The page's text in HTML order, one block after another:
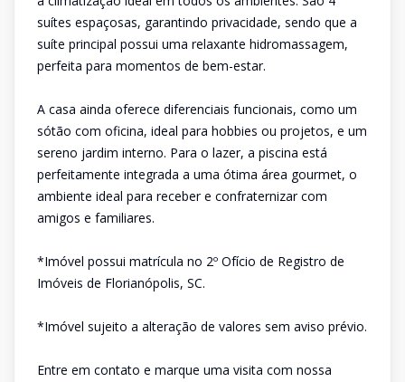
suítes espaçosas, garantindo privacidade, sendo que a
suíte principal possui uma relaxante hidromassagem,
perfeita para momentos de bem-estar.
A casa ainda oferece diferenciais funcionais, como um
sótão com oficina, ideal para hobbies ou projetos, e um
sereno jardim interno. Para o lazer, a piscina está
perfeitamente integrada a uma ótima área gourmet, o
ambiente ideal para receber e confraternizar com
amigos e familiares.
*Imóvel possui matrícula no 2º Ofício de Registro de
Imóveis de Florianópolis, SC.
*Imóvel sujeito a alteração de valores sem aviso prévio.
Entre em contato e marque uma visita com nossa